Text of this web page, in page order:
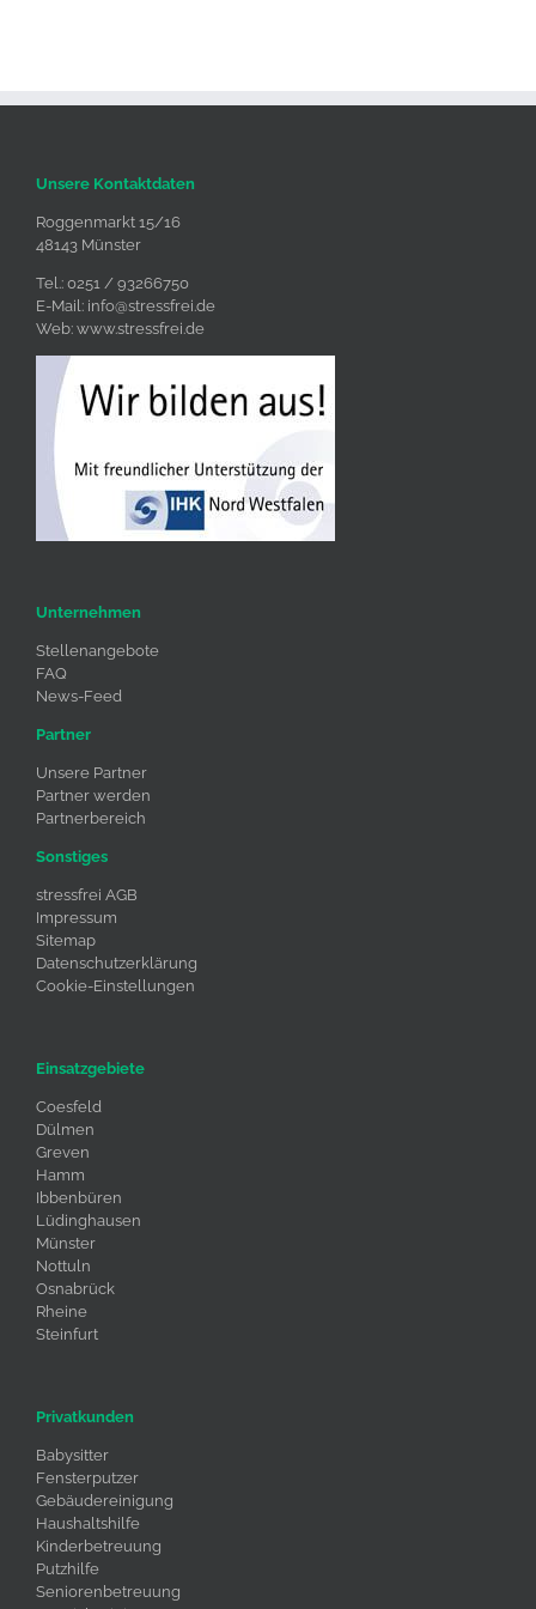
Unsere Kontaktdaten
Roggenmarkt 15/16
48143 Münster
Tel.: 0251 / 93266750
E-Mail: info@stressfrei.de
Web: www.stressfrei.de
Unternehmen
Stellenangebote
FAQ
News-Feed
Partner
Unsere Partner
Partner werden
Partnerbereich
Sonstiges
stressfrei AGB
Impressum
Sitemap
Datenschutzerklärung
Cookie-Einstellungen
Einsatzgebiete
Coesfeld
Dülmen
Greven
Hamm
Ibbenbüren
Lüdinghausen
Münster
Nottuln
Osnabrück
Rheine
Steinfurt
Privatkunden
Babysitter
Fensterputzer
Gebäudereinigung
Haushaltshilfe
Kinderbetreuung
Putzhilfe
Seniorenbetreuung